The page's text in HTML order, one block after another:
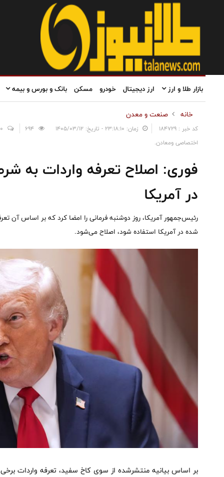
بازار طلا و ارز ارز دیجیتال خودرو مسکن بانک و بورس و بیمه
خانه صنعت و معدن
کد خبر : 184729 زمان: ۲۳:۱۸:۱۰ - تاریخ: ۱۴۰۵/۰۳/۱۲
0
اختصاصی ومعادن.
فوری: اصلاح تعرفه واردات به
در آمریکا
رئیس‌جمهور آمریکا، روز دوشنبه فرمانی را امضا کرد که بر اساس آن
شده در آمریکا استفاده شود، اصلاح می‌شود.
بر اساس بیانیه منتشرشده از سوی کاخ سفید، تعرفه واردات